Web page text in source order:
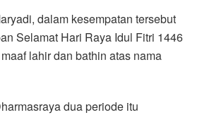
dalam kesempatan tersebut
Selamat Hari Raya Idul Fitri 1446
lahir dan bathin atas nama
dua periode itu